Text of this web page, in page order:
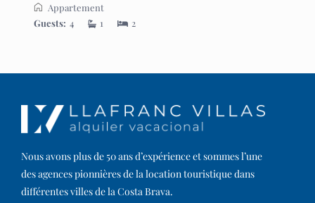
Appartement
Guests: 4 1 2
Nous avons plus de 50 ans d’expérience et sommes l’une
des agences pionnières de la location touristique dans
différentes villes de la Costa Brava.​